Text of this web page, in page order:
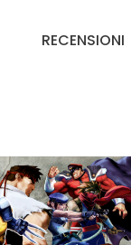
RECENSIONI